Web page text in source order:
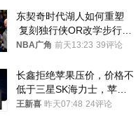
东契奇时代湖人如何重塑
复刻独行侠OR改学步行
者？
NBA广角 前天13:23 39评论
长鑫拒绝苹果压价，价格不
低于三星SK海力士，苹果
失去了议价权
王新喜 昨天07:48 24评论